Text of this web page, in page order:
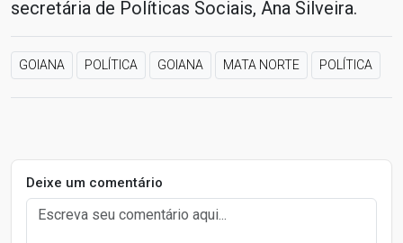
secretária de Políticas Sociais, Ana Silveira.
GOIANA POLÍTICA GOIANA MATA NORTE POLÍTICA
Deixe um comentário